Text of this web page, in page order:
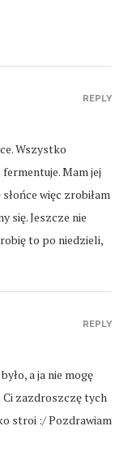
Wszystko
Mam jej
więc zrobiłam
się. Jeszcze nie
to po niedzieli,
REPLY
a ja nie mogę
Ci zazdroszczę tych
stroi :/ Pozdrawiam
REPLY